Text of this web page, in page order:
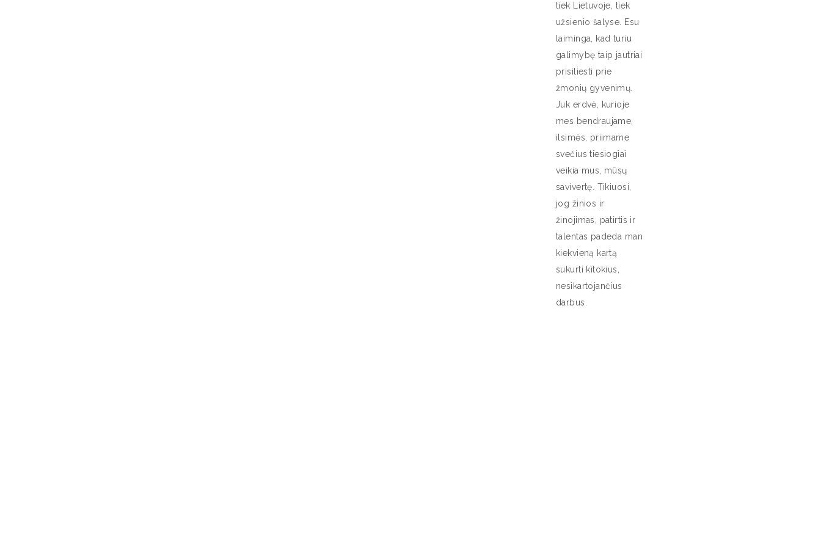
tiek Lietuvoje, tiek
užsienio šalyse. Esu
laiminga, kad turiu
galimybę taip jautriai
prisiliesti prie
žmonių gyvenimų.
Juk erdvė, kurioje
mes bendraujame,
ilsimės, priimame
svečius tiesiogiai
veikia mus, mūsų
savivertę. Tikiuosi,
jog žinios ir
žinojimas, patirtis ir
talentas padeda man
kiekvieną kartą
sukurti kitokius,
nesikartojančius
darbus.